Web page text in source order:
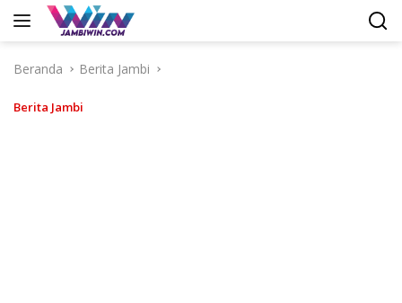
Langsung
Beranda
Berita Jambi
Berita Jambi